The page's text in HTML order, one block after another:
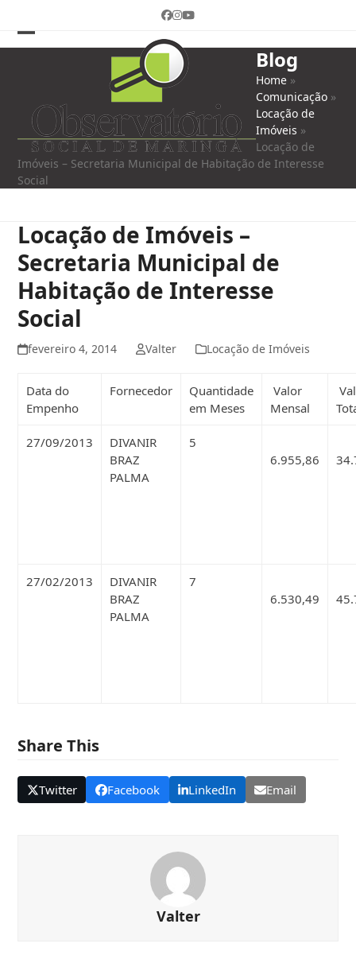
Facebook
Instagram
YouTube
Open
menu
Close
menu
Blog
Home »
Comunicação »
Locação de
Imóveis »
Locação de
Imóveis – Secretaria Municipal de Habitação de Interesse
Social
Locação de Imóveis –
Secretaria Municipal de
Habitação de Interesse
Social
fevereiro 4, 2014 Valter Locação de Imóveis
Data do
Empenho
Fornecedor
Quantidade
em Meses
Valor
Mensal
27/09/2013
DIVANIR
BRAZ
PALMA
5
6.955,86
27/02/2013
DIVANIR
BRAZ
PALMA
7
6.530,49
Share This
Twitter Facebook LinkedIn Email
Valter